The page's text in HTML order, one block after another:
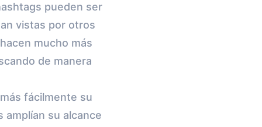
pueden ser
vistas por otros
mucho más
de manera
fácilmente su
su alcance